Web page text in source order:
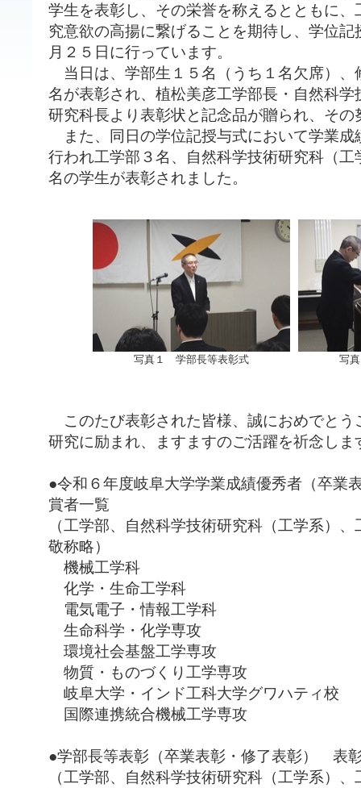
学生を表彰し、その栄誉を称えるとともに
究意欲の高揚に繋げることを期待し、学位
月２５日に行っています。
当日は、学部生１５名（うち１名欠席）、
名が表彰され、植松美彦工学部長・自然科
研究科長より表彰状と記念品が贈られ、そ
また、同日の学位記授与式において学業成
行われ工学部３名、自然科学技術研究科（
名の学生が表彰されました。
写真１ 学部長等表彰式 写
このたび表彰された皆様、誠におめでとう
研究に励まれ、ますますのご活躍を祈念しま
●令和６年度岐阜大学学業成績優秀者（卒
賞者一覧
（工学部、自然科学技術研究科（工学系）
敬称略）
機械工学科 秋田
化学・生命工学科 西
電気電子・情報工学科
生命科学・化学専攻 伊
環境社会基盤工学専攻
物質・ものづくり工学専攻
岐阜大学・インド工科大学グワハティ校
国際連携統合機械工学専攻
●学部長等表彰（卒業表彰・修了表彰） 表
（工学部、自然科学技術研究科（工学系）